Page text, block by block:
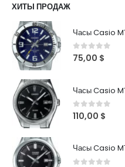
ХИТЫ ПРОДАЖ
Часы Casio
0out of 5
75,00 $
Часы Casio
0out of 5
110,00 $
Часы Casio